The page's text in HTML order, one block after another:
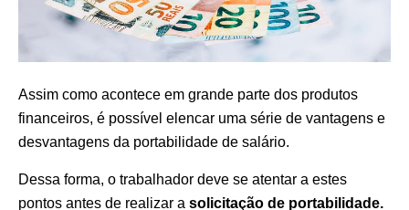
Assim como acontece em grande parte dos produtos
financeiros, é possível elencar uma série de vantagens e
desvantagens da portabilidade de salário.
Dessa forma, o trabalhador deve se atentar a estes
pontos antes de realizar a solicitação de portabilidade.